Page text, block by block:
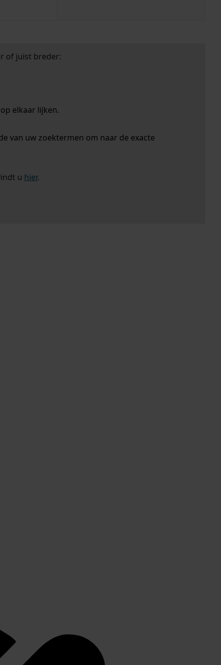
of juist breder:
elkaar lijken.
van uw zoektermen om naar de exacte
u hier.